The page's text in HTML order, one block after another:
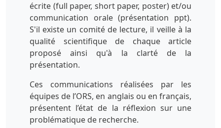
écrite (full paper, short paper, poster) et/ou
communication orale (présentation ppt).
S'il existe un comité de lecture, il veille à la
qualité scientifique de chaque article
proposé ainsi qu'à la clarté de la
présentation.
Ces communications réalisées par les
équipes de l’ORS, en anglais ou en français,
présentent l’état de la réflexion sur une
problématique de recherche.